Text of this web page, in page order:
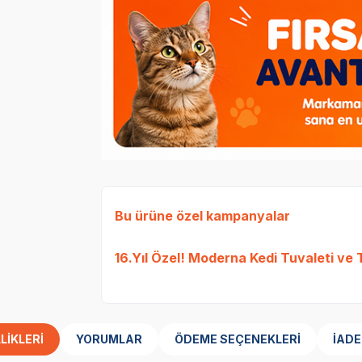
Bu ürüne özel kampanyalar
16.Yıl Özel! Moderna Kedi Tuvaleti
YORUMLAR ÖDEME SEÇENEKLERI